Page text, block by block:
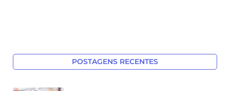
POSTAGENS RECENTES